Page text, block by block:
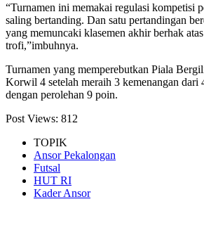
“Turnamen ini memakai regulasi kompetisi
saling bertanding. Dan satu pertandingan
yang memuncaki klasemen akhir berhak
trofi,”imbuhnya.
Turnamen yang memperebutkan Piala
Korwil 4 setelah meraih 3 kemenangan dari
dengan perolehan 9 poin.
Post Views: 812
TOPIK
Ansor Pekalongan
Futsal
HUT RI
Kader Ansor